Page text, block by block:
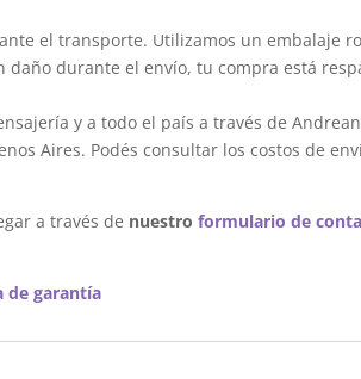
el transporte. Utilizamos un embalaje
durante el envío, tu compra está
y a todo el país a través de
Aires. Podés consultar los costos de
a través de nuestroformulario de
de garantía